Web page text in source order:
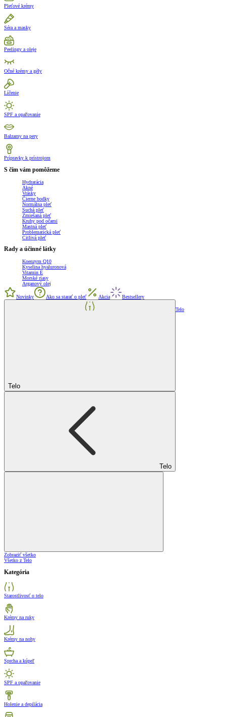
Pleťové krémy
Séra a masky
Peelingy a oleje
Očné krémy a gély
Líčenie
SPF a opaľovanie
Balzamy na pery
Prípravky k prístrojom
S čím vám pomôžeme
Hydratácia
Akné
Vrásky
Čierne bodky
Normálna pleť
Suchá pleť
Zmiešaná pleť
Kruhy pod očami
Mastná pleť
Problematická pleť
Citlivá pleť
Rady a účinné látky
Koenzym Q10
Kyselina hyaluronová
Vitamin E
Morské riasy
Arganový olej
Novinky Ako sa starať o pleť Akcia Bestsellery
Telo
Telo
Telo
Zobraziť všetko
Všetko z Telo
Kategória
Starostlivosť o telo
Krémy na ruky
Krémy na nohy
Sprcha a kúpeľ
SPF a opaľovanie
Holenie a depilácia